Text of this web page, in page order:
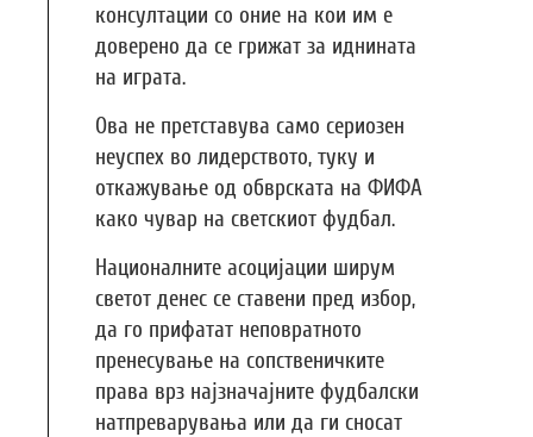
консултации со оние на кои им е
доверено да се грижат за иднината
на играта.
Ова не претставува само сериозен
неуспех во лидерството, туку и
откажување од обврската на ФИФА
како чувар на светскиот фудбал.
Националните асоцијации ширум
светот денес се ставени пред избор,
да го прифатат неповратното
пренесување на сопственичките
права врз најзначајните фудбалски
натпреварувања или да ги сносат